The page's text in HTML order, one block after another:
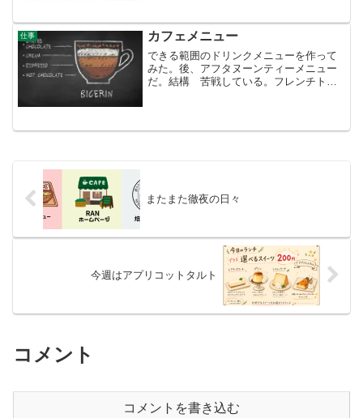
餅 みんな慣れてき...
仕事 カフェメニュー
できる範囲のドリンクメニューを作って
みた。後、アフタヌーンティーメニュー
だ。結構 苦戦している。フレンチトー
リン クロッフル・・・。...
またまた徹夜の日々
今週はアプリコットタルト
コメント
コメントを書き込む